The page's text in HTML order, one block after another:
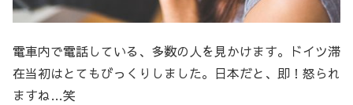
電車内で電話している、多数の人を見かけます。ドイツ滞
在当初はとてもびっくりしました。日本だと、即！怒られ
ますね…笑